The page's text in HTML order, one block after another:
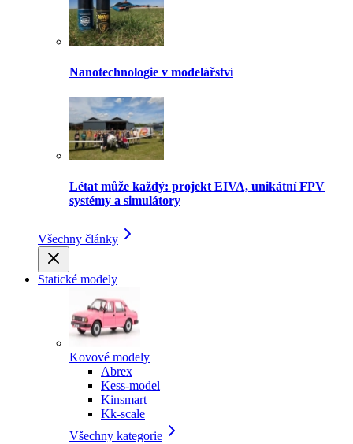
Nanotechnologie v modelářství
Létat může každý: projekt EIVA, unikátní FPV
systémy a simulátory
Všechny články
Statické modely
Kovové modely
Abrex
Kess-model
Kinsmart
Kk-scale
Všechny kategorie